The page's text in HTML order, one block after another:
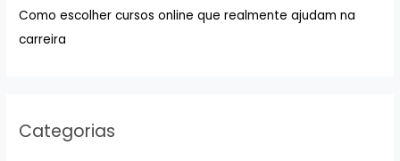
:Como escolher cursos online que realmente ajudam na
carreira
Categorias